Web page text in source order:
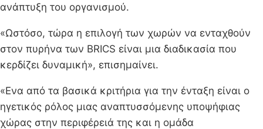
ανάπτυξη του οργανισμού.
«Ωστόσο, τώρα η επιλογή των χωρών να ενταχθούν
στον πυρήνα των BRICS είναι μια διαδικασία που
κερδίζει δυναμική», επισημαίνει.
«Ενα από τα βασικά κριτήρια για την ένταξη είναι ο
ηγετικός ρόλος μιας αναπτυσσόμενης υποψήφιας
χώρας στην περιφέρειά της και η ομάδα